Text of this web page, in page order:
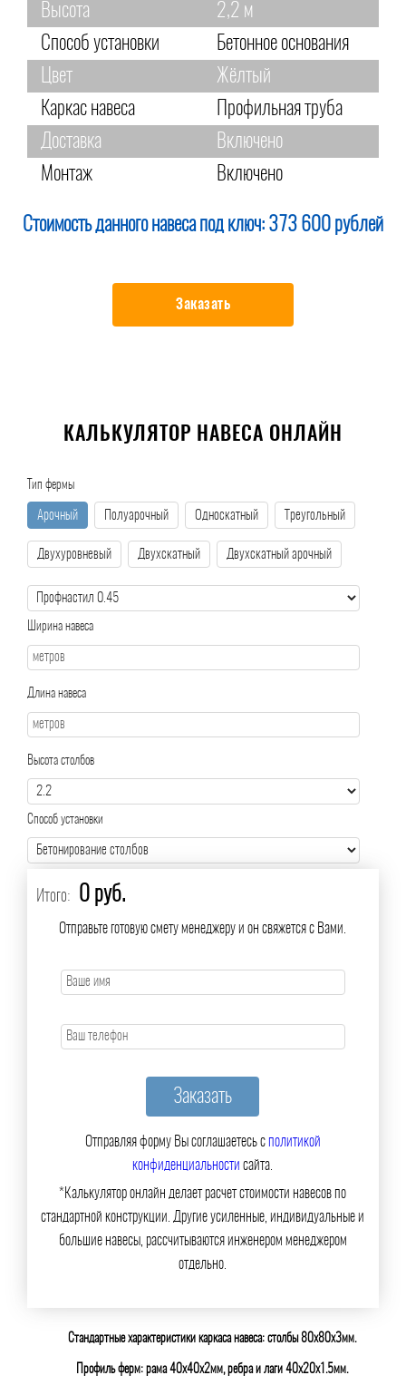
Высота
2,2 м
Способ установки
Бетонное основания
Цвет
Жёлтый
Каркас навеса
Профильная труба
Доставка
Включено
Монтаж
Включено
Стоимость данного навеса под ключ: 373 600 рублей
Заказать
КАЛЬКУЛЯТОР НАВЕСА ОНЛАЙН
Тип фермы
Арочный Полуарочный Односкатный Треугольный
Двухуровневый Двухскатный Двухскатный арочный
Ширина навеса
Длина навеса
Высота столбов
Способ установки
Итого: 0 руб.
Отправьте готовую смету менеджеру и он свяжется с Вами.
Отправляя форму Вы соглашаетесь сполитикой
конфиденциальности сайта.
*Калькулятор онлайн делает расчет стоимости навесов по
стандартной конструкции. Другие усиленные, индивидуальные и
большие навесы, рассчитываются инженером менеджером
отдельно.
Стандартные характеристики каркаса навеса: столбы 80х80х3мм.
Профиль ферм: рама 40х40х2мм, ребра и лаги 40х20х1.5мм.